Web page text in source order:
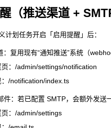
（推送渠道 +
计划任务开启「启用提醒」后：
：复用现有“通知推送”系统（
页：/admin/settings/notification
：/notification/index.ts
件：若已配置 SMTP，会额外发送
页：/admin/settings